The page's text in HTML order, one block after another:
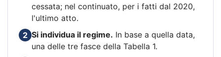
cessata; nel continuato, per i fatti dal 2020,
l'ultimo atto.
2 Si individua il regime. In base a quella data,
una delle tre fasce della Tabella 1.